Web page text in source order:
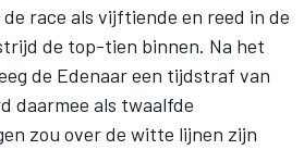
race als vijftiende en reed in de
de top-tien binnen. Na het
de Edenaar een tijdstraf van
daarmee als twaalfde
zou over de witte lijnen zijn